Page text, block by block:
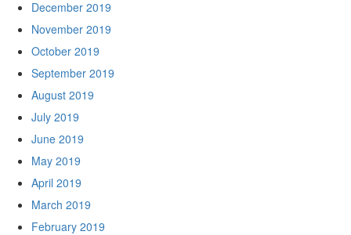
December 2019
November 2019
October 2019
September 2019
August 2019
July 2019
June 2019
May 2019
April 2019
March 2019
February 2019